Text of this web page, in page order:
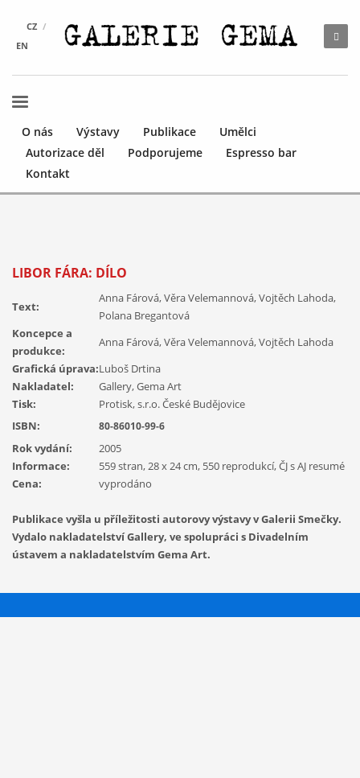
CZ
EN
O nás Výstavy Publikace
Umělci
Autorizace děl
Podporujeme
Espresso bar
Kontakt
LIBOR FÁRA: DÍLO
Text:
Anna Fárová, Věra Velemannová, Vojtěch Lahoda,
Polana Bregantová
Koncepce a
produkce:
Anna Fárová, Věra Velemannová, Vojtěch Lahoda
Grafická úprava:Luboš Drtina
Nakladatel:
Gallery, Gema Art
Tisk:
Protisk, s.r.o. České Budějovice
ISBN:
80-86010-99-6
Rok vydání:
2005
Informace:
559 stran, 28 x 24 cm, 550 reprodukcí, ČJ s AJ resumé
Cena:
vyprodáno
Publikace vyšla u příležitosti autorovy výstavy v Galerii Smečky.
Vydalo nakladatelství Gallery, ve spolupráci s Divadelním
ústavem a nakladatelstvím Gema Art.